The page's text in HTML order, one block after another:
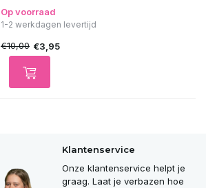
Op voorraad
1-2 werkdagen levertijd
€10,00 €3,95
Klantenservice
Onze klantenservice helpt je
graag. Laat je verbazen hoe